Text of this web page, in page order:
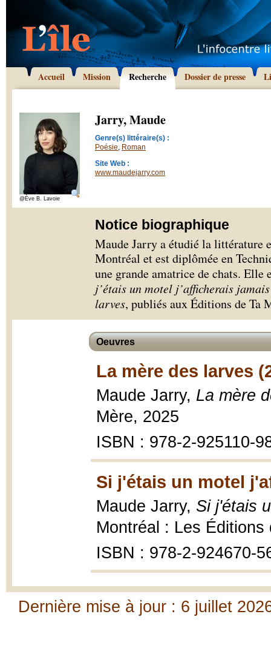
Accueil Mission Recherche Dossier de presse
@Ève B. Lavoie
Jarry, Maude
Genre(s) littéraire(s) :
Poésie, Roman
Site Web :
www.maudejarry.com
Notice biographique
Maude Jarry a étudié la littérature
Montréal et est diplômée en
une grande amatrice de chats.
j’étais un motel j’afficherais
larves, publiés aux Éditions de Ta
Oeuvres
La mère des larves
Maude Jarry, La mère
Mère, 2025
ISBN : 978-2-925110-
Si j'étais un motel
Maude Jarry, Si j'étais
Montréal : Les Éditions
ISBN : 978-2-924670-
Dernière mise à jour : 6 juillet